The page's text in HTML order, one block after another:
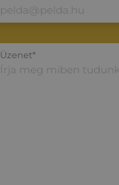
Üzenet*